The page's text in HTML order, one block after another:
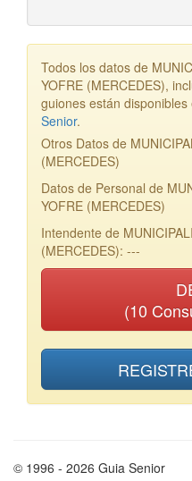
Todos los datos de
YOFRE (MERCEDES),
guiones están
Senior.
Otros Datos de
(MERCEDES)
Datos de Personal de
YOFRE (MERCEDES)
Intendente de
(MERCEDES): ---
(10
© 1996 - 2026 Guia Senior